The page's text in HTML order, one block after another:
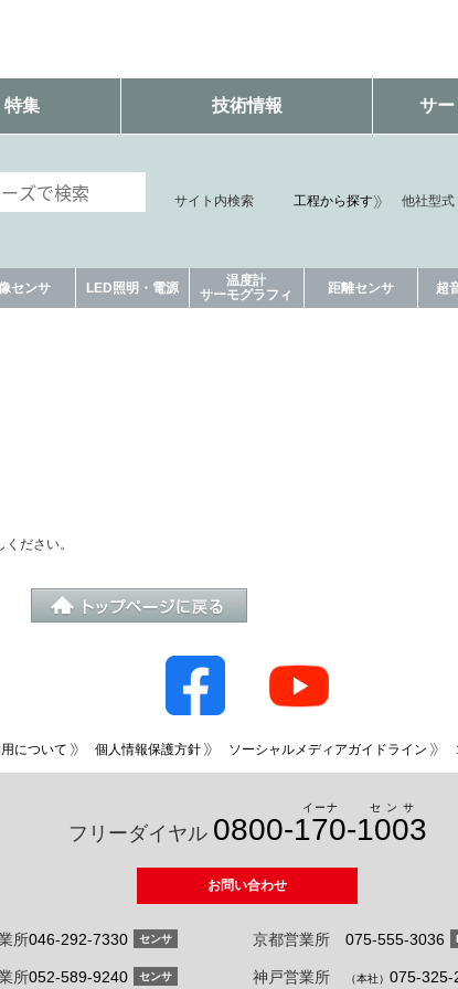
特集 技術情報 サー
サイト内検索 工程から探す 他社型式
センサ LED照明・電源
温度計
サーモグラフィ
距離センサ 超
ださい。
について 個人情報保護方針 ソーシャルメディアガイドライン
フリーダイヤル 0800-170
イーナ
-1003
センサ
お問い合わせ
所046-292-7330 センサ 京都営業所 075-555-3036
所052-589-9240 センサ 神戸営業所 （本社） 075-325-